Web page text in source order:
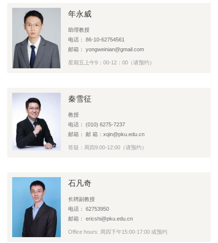
年永威
助理教授
电话： 86-10-62754561
邮箱： yongweinian@gmail.com
星期五上午9：00-12：00（请预约）
秦雪征
教授
电话： (010) 6275-7237
邮箱： 邮 箱：xqin@pku.edu.cn
答疑：周四9:00-12:00（请预约）
石凡奇
长聘副教授
电话： 62753950
邮箱： ericshi@pku.edu.cn
Office hours: 周四下午15:00-17:00 或预约